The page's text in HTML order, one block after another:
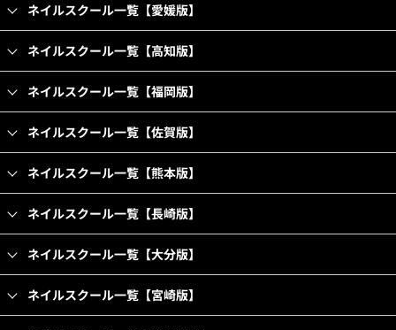
ネイルスクール一覧【愛媛版】
ネイルスクール一覧【高知版】
ネイルスクール一覧【福岡版】
ネイルスクール一覧【佐賀版】
ネイルスクール一覧【熊本版】
ネイルスクール一覧【長崎版】
ネイルスクール一覧【大分版】
ネイルスクール一覧【宮崎版】